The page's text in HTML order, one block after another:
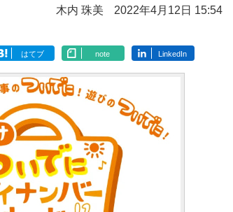
木内 珠美 2022年4月12日 15:54
はてブ note LinkedIn